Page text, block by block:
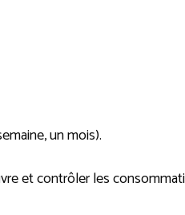
un mois).
et contrôler les